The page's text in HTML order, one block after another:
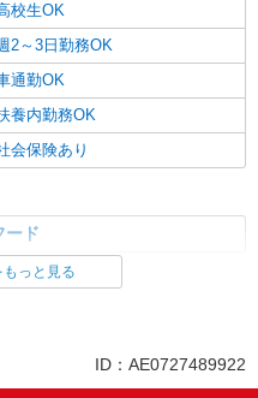
校生OK
2～3日勤務OK
通勤OK
養内勤務OK
会保険あり
ード
養内勤務OK
っと見る
ID：AE0727489922